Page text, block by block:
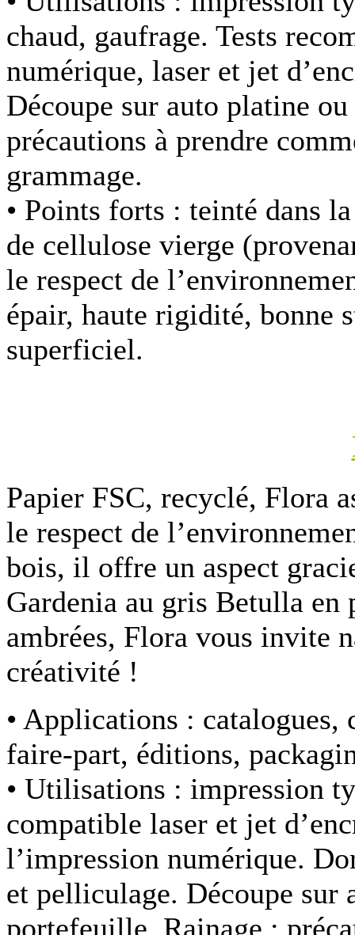
chaud, gaufrage. Tests
numérique, laser et jet
Découpe sur auto platine
précautions à prendre
grammage.
• Points forts : teinté dans
de cellulose vierge
le respect de
épair, haute rigidité, bonne
superficiel.
Papier FSC, recyclé, Flora
le respect de
bois, il offre un aspect
Gardenia au gris Betulla en
ambrées, Flora vous invite
créativité !
• Applications : catalogues,
faire-part, éditions,
• Utilisations : impression
compatible laser et jet
l’impression numérique.
et pelliculage. Découpe sur
portefeuille. Rainage :